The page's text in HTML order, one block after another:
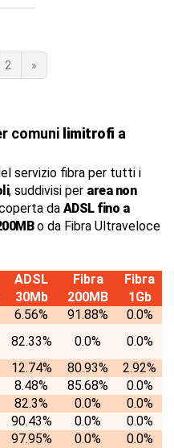
2 »
comuni limitrofi a
servizio fibra per tutti i
, suddivisi per area non
da ADSL fino a
o da Fibra Ultraveloce
ADSL
30Mb
Fibra
200MB
Fibra
1Gb
6.56% 91.88%
0.0%
82.33% 0.0%
0.0%
12.74% 80.93%
2.92%
8.48% 85.68%
0.0%
82.3% 0.0%
0.0%
90.43% 0.0%
0.0%
97.95% 0.0%
0.0%